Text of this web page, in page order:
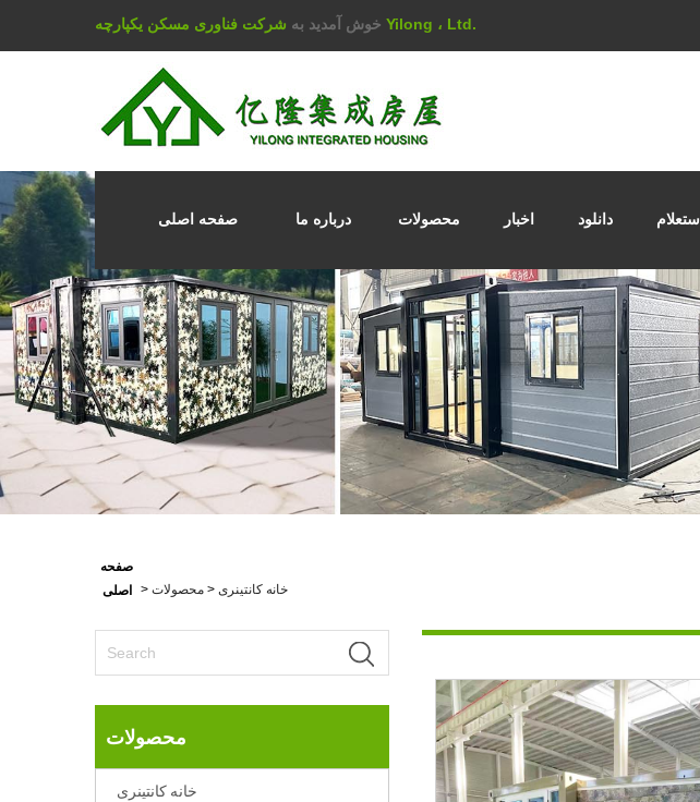
خوش آمدید به شرکت فناوری مسکن یکپارچه Yilong ، Ltd.
صفحه اصلی درباره ما محصولات اخبار دانلود
صفحه
اصلی
> محصولات > خانه کانتینری
محصولات
خانه کانتینری